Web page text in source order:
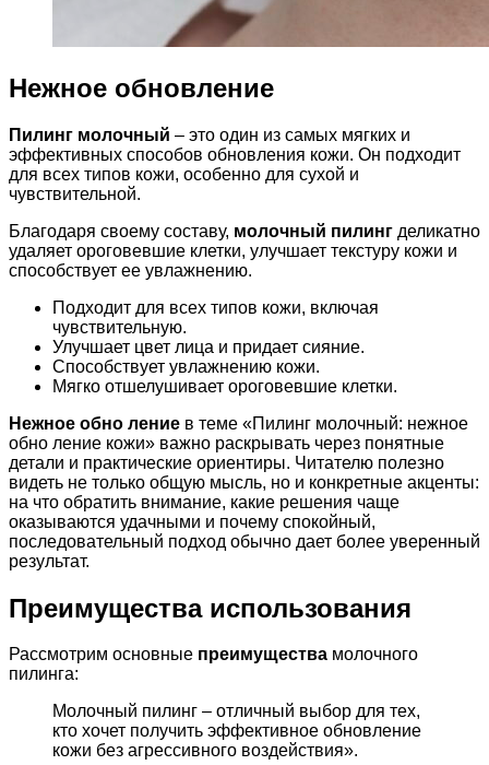
Нежное обновление
Пилинг молочный – это один из самых мягких и
эффективных способов обновления кожи. Он подходит
для всех типов кожи, особенно для сухой и
чувствительной.
Благодаря своему составу, молочный пилинг деликатно
удаляет ороговевшие клетки, улучшает текстуру кожи и
способствует ее увлажнению.
Подходит для всех типов кожи, включая
чувствительную.
Улучшает цвет лица и придает сияние.
Способствует увлажнению кожи.
Мягко отшелушивает ороговевшие клетки.
Нежное обно ление в теме «Пилинг молочный: нежное
обно ление кожи» важно раскрывать через понятные
детали и практические ориентиры. Читателю полезно
видеть не только общую мысль, но и конкретные акценты:
на что обратить внимание, какие решения чаще
оказываются удачными и почему спокойный,
последовательный подход обычно дает более уверенный
результат.
Преимущества использования
Рассмотрим основные преимущества молочного
пилинга:
Молочный пилинг – отличный выбор для тех,
кто хочет получить эффективное обновление
кожи без агрессивного воздействия».